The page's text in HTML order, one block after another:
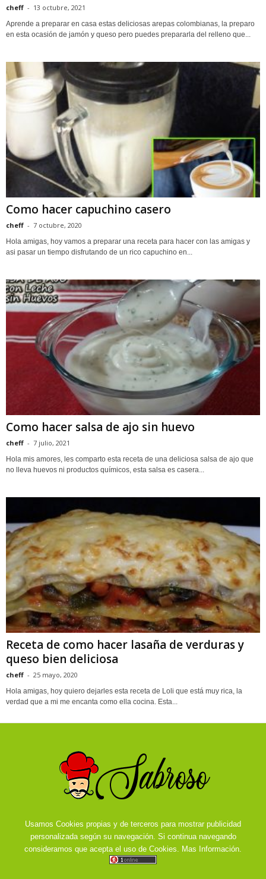
cheff - 13 octubre, 2021
Aprende a preparar en casa estas deliciosas arepas colombianas, la preparo
en esta ocasión de jamón y queso pero puedes prepararla del relleno que...
Como hacer capuchino casero
cheff - 7 octubre, 2020
Hola amigas, hoy vamos a preparar una receta para hacer con las amigas y
asi pasar un tiempo disfrutando de un rico capuchino en...
Como hacer salsa de ajo sin huevo
cheff - 7 julio, 2021
Hola mis amores, les comparto esta receta de una deliciosa salsa de ajo que
no lleva huevos ni productos químicos, esta salsa es casera...
Receta de como hacer lasaña de verduras y
queso bien deliciosa
cheff - 25 mayo, 2020
Hola amigas, hoy quiero dejarles esta receta de Loli que está muy rica, la
verdad que a mi me encanta como ella cocina. Esta...
Usamos Cookies propias y de terceros para mostrar publicidad
personalizada según su navegación. Si continua navegando
consideramos que acepta el uso de Cookies. Mas Información.